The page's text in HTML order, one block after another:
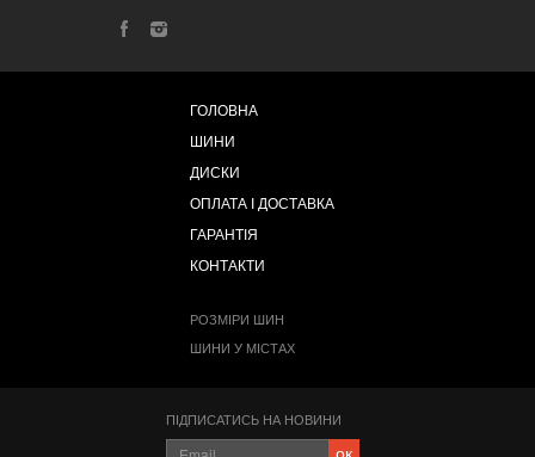
ГОЛОВНА
ШИНИ
ДИСКИ
ОПЛАТА І ДОСТАВКА
ГАРАНТІЯ
КОНТАКТИ
РОЗМІРИ ШИН
ШИНИ У МІСТАХ
ПІДПИСАТИСЬ НА НОВИНИ
ок